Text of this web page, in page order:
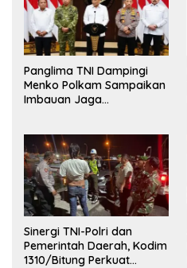
Panglima TNI Dampingi
Menko Polkam Sampaikan
Imbauan Jaga
Sinergi TNI-Polri dan
Pemerintah Daerah, Kodim
1310/Bitung Perkuat